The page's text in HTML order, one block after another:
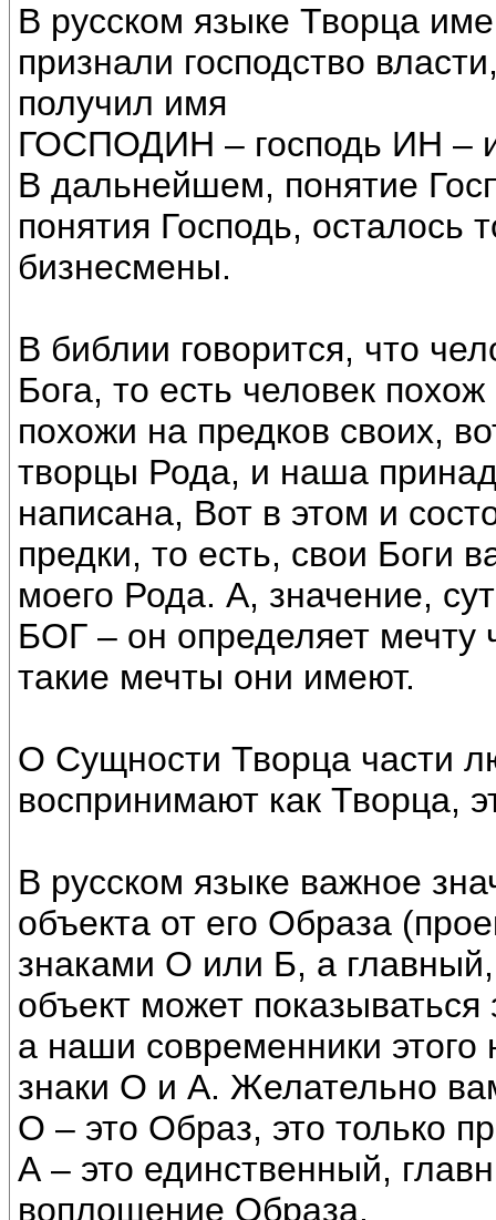
В русском языке Творца
признали господство
получил имя
ГОСПОДИН – господь ИН –
В дальнейшем, понятие
понятия Господь, осталось
бизнесмены.
В библии говорится, что
Бога, то есть человек
похожи на предков своих,
творцы Рода, и наша
написана, Вот в этом и
предки, то есть, свои Боги
моего Рода. А, значение,
БОГ – он определяет
такие мечты они имеют.
О Сущности Творца части
воспринимают как Творца,
В русском языке важное
объекта от его Образа
знаками О или Б, а
объект может
а наши современники этого
знаки О и А. Желательно
О – это Образ, это только
А – это единственный,
воплощение Образа.